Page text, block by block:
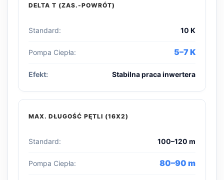
DELTA T (ZAS.-POWRÓT)
Standard: 10 K
Pompa Ciepła: 5–7 K
Efekt: Stabilna praca inwertera
MAX. DŁUGOŚĆ PĘTLI (16X2)
Standard: 100–120 m
Pompa Ciepła: 80–90 m